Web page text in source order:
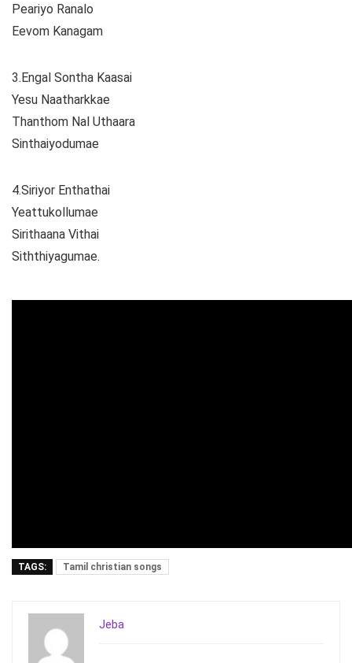
Peariyo Ranalo
Eevom Kanagam
3.Engal Sontha Kaasai
Yesu Naatharkkae
Thanthom Nal Uthaara
Sinthaiyodumae
4.Siriyor Enthathai
Yeattukollumae
Sirithaana Vithai
Siththiyagumae.
TAGS: Tamil christian songs
Jeba